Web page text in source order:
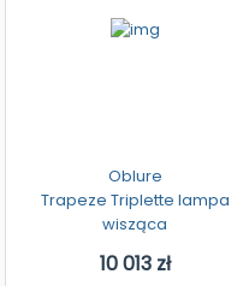
Oblure
Trapeze Triplette lampa
wisząca
10 013 zł